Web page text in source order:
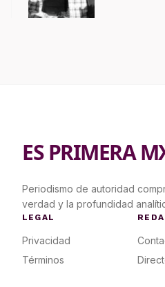
ES PRIMERA
Periodismo de autoridad
verdad y la profundidad
LEGAL
Privacidad
Términos